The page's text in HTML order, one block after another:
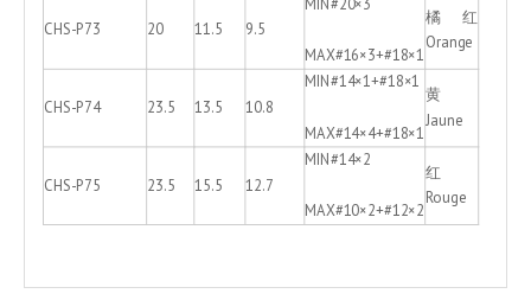
CHS-P73 20 11.5 9.5
MIN#20×3
MAX#16×3+#18×1
橘红
Orange
CHS-P74 23.5 13.5 10.8
MIN#14×1+#18×1
MAX#14×4+#18×1
黄
Jaune
CHS-P75 23.5 15.5 12.7
MIN#14×2
MAX#10×2+#12×2
红
Rouge